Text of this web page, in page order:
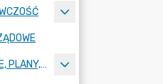
PROGRAMY, STRATEGIE, PLANY, RAPORTY